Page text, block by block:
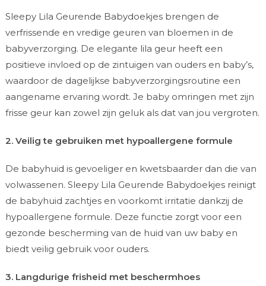
Sleepy Lila Geurende Babydoekjes brengen de
verfrissende en vredige geuren van bloemen in de
babyverzorging. De elegante lila geur heeft een
positieve invloed op de zintuigen van ouders en baby’s,
waardoor de dagelijkse babyverzorgingsroutine een
aangename ervaring wordt. Je baby omringen met zijn
frisse geur kan zowel zijn geluk als dat van jou vergroten.
2. Veilig te gebruiken met hypoallergene formule
De babyhuid is gevoeliger en kwetsbaarder dan die van
volwassenen. Sleepy Lila Geurende Babydoekjes reinigt
de babyhuid zachtjes en voorkomt irritatie dankzij de
hypoallergene formule. Deze functie zorgt voor een
gezonde bescherming van de huid van uw baby en
biedt veilig gebruik voor ouders.
3. Langdurige frisheid met beschermhoes